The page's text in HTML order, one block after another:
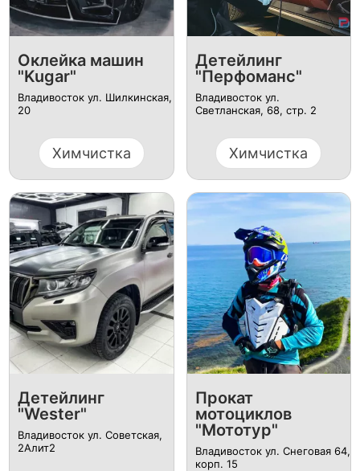
Оклейка машин
"Kugar"
Владивосток ул. Шилкинская,
20
Химчистка
Детейлинг
"Перфоманс"
Владивосток ул.
Светланская, 68, стр. 2
Химчистка
Детейлинг
"Wester"
Владивосток ул. Советская,
2Алит2
Прокат
мотоциклов
"Мототур"
Владивосток ул. Снеговая 64,
корп. 15